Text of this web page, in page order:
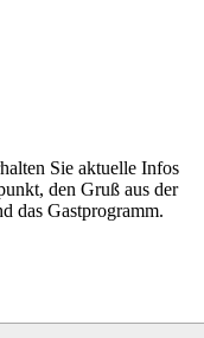
Sie aktuelle Infos
den Gruß aus der
das Gastprogramm.